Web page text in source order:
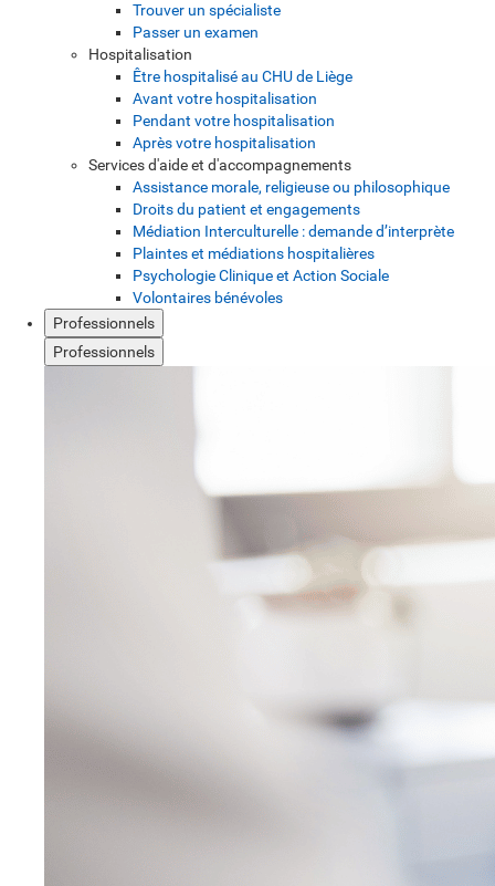
Trouver un spécialiste
Passer un examen
Hospitalisation
Être hospitalisé au CHU de Liège
Avant votre hospitalisation
Pendant votre hospitalisation
Après votre hospitalisation
Services d'aide et d'accompagnements
Assistance morale, religieuse ou philosophique
Droits du patient et engagements
Médiation Interculturelle : demande d’interprète
Plaintes et médiations hospitalières
Psychologie Clinique et Action Sociale
Volontaires bénévoles
Professionnels
Professionnels